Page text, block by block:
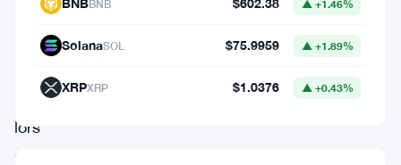
obtenir
substantiel
lors
d’un
BNBBNB $602.38 ▲ +1.46%
SolanaSOL $75.9959 ▲ +1.89%
XRPXRP $1.0376 ▲ +0.43%